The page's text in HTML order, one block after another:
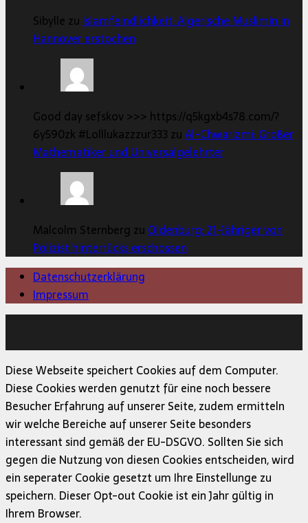
Sibylle zu Islamfeindlichkeit: Algerische Muslimin in
Hannover erstochen
Good day sefskov >>> https://q5kgxb4s78.com/?
6y590zk #Lolllukazzzur333 zuAl-Chwarizmi: Großer
Mathematiker und Universalgelehrter
Malcolm Sternberg zu Oldenburg: 21-Jähriger von
Polizist hinterrücks erschossen
Datenschutzerklärung
Impressum
Diese Webseite speichert Cookies auf dem Computer.
Diese Cookies werden genutzt für eine noch bessere
Besucher Erfahrung auf unserer Seite, zudem ermitteln
wir welche Bereiche auf unserer Seite besonders
interessant sind gemäß der EU-DSGVO. Sollten Sie sich
gegen die Nutzung von diesen Cookies entscheiden, wird
ein seperater Cookie gesetzt um Ihre Einstellunge zu
speichern. Dieser Opt-out Cookie ist ein Jahr gültig in
Ihrem Browser.